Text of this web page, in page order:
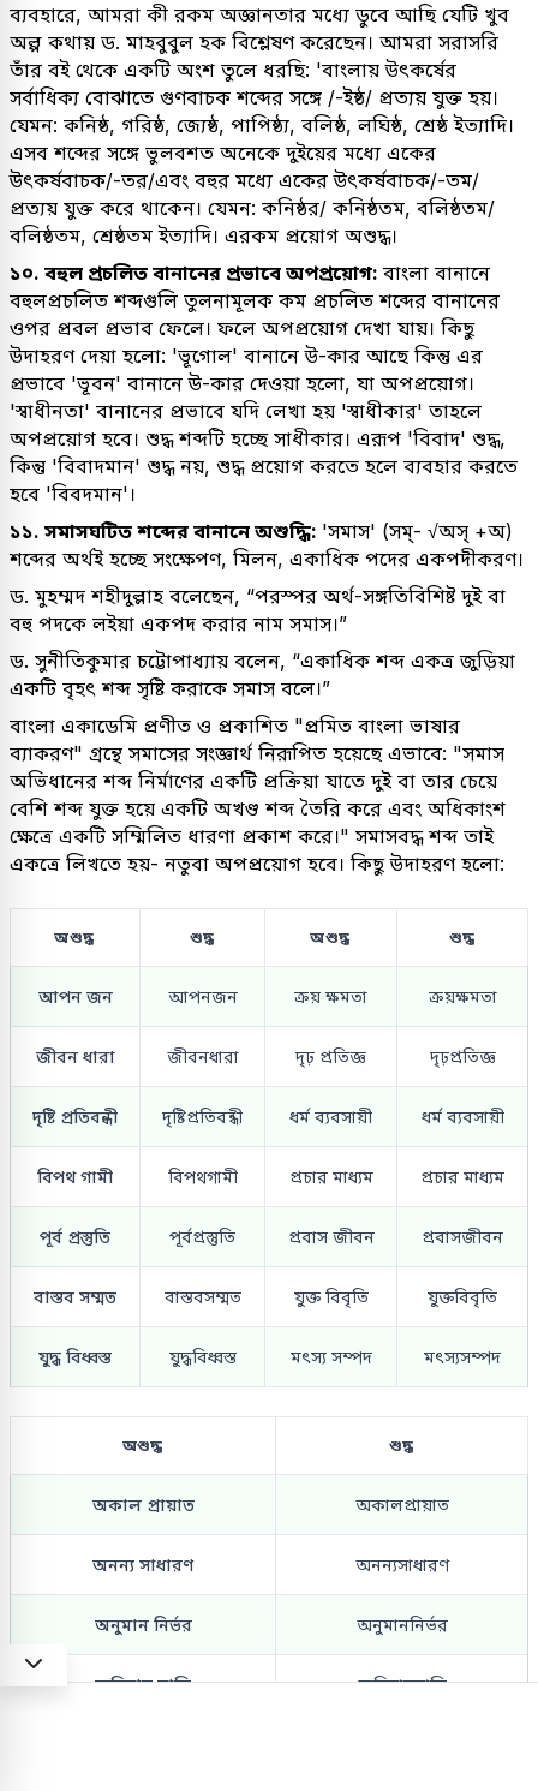
ব্যবহারে, আমরা কী রকম অজ্ঞানতার মধ্যে ডুবে আছি যেটি খুব
অল্প কথায় ড. মাহবুবুল হক বিশ্লেষণ করেছেন। আমরা সরাসরি
তাঁর বই থেকে একটি অংশ তুলে ধরছি: 'বাংলায় উৎকর্ষের
সর্বাধিক্য বোঝাতে গুণবাচক শব্দের সঙ্গে /-ইষ্ঠ/ প্রত্যয় যুক্ত হয়।
যেমন: কনিষ্ঠ, গরিষ্ঠ, জ্যেষ্ঠ, পাপিষ্ঠ্য, বলিষ্ঠ, লঘিষ্ঠ, শ্রেষ্ঠ ইত্যাদি।
এসব শব্দের সঙ্গে ভুলবশত অনেকে দুইয়ের মধ্যে একের
উৎকর্ষবাচক/-তর/এবং বহুর মধ্যে একের উৎকর্ষবাচক/-তম/
প্রত্যয় যুক্ত করে থাকেন। যেমন: কনিষ্ঠর/ কনিষ্ঠতম, বলিষ্ঠতম/
বলিষ্ঠতম, শ্রেষ্ঠতম ইত্যাদি। এরকম প্রয়োগ অশুদ্ধ।
১০. বহুল প্রচলিত বানানের প্রভাবে অপপ্রয়োগ: বাংলা বানানে
বহুলপ্রচলিত শব্দগুলি তুলনামূলক কম প্রচলিত শব্দের বানানের
ওপর প্রবল প্রভাব ফেলে। ফলে অপপ্রয়োগ দেখা যায়। কিছু
উদাহরণ দেয়া হলো: 'ভূগোল' বানানে উ-কার আছে কিন্তু এর
প্রভাবে 'ভূবন' বানানে উ-কার দেওয়া হলো, যা অপপ্রয়োগ।
'স্বাধীনতা' বানানের প্রভাবে যদি লেখা হয় 'স্বাধীকার' তাহলে
অপপ্রয়োগ হবে। শুদ্ধ শব্দটি হচ্ছে সাধীকার। এরূপ 'বিবাদ' শুদ্ধ,
কিন্তু 'বিবাদমান' শুদ্ধ নয়, শুদ্ধ প্রয়োগ করতে হলে ব্যবহার করতে
হবে 'বিবদমান'।
১১. সমাসঘটিত শব্দের বানানে অশুদ্ধি: 'সমাস' (সম্- √অস্ +অ)
শব্দের অর্থই হচ্ছে সংক্ষেপণ, মিলন, একাধিক পদের একপদীকরণ।
ড. মুহম্মদ শহীদুল্লাহ বলেছেন, “পরস্পর অর্থ-সঙ্গতিবিশিষ্ট দুই বা
বহু পদকে লইয়া একপদ করার নাম সমাস।”
ড. সুনীতিকুমার চট্টোপাধ্যায় বলেন, “একাধিক শব্দ একত্র জুড়িয়া
একটি বৃহৎ শব্দ সৃষ্টি করাকে সমাস বলে।”
বাংলা একাডেমি প্রণীত ও প্রকাশিত "প্রমিত বাংলা ভাষার
ব্যাকরণ" গ্রন্থে সমাসের সংজ্ঞার্থ নিরূপিত হয়েছে এভাবে: "সমাস
অভিধানের শব্দ নির্মাণের একটি প্রক্রিয়া যাতে দুই বা তার চেয়ে
বেশি শব্দ যুক্ত হয়ে একটি অখণ্ড শব্দ তৈরি করে এবং অধিকাংশ
ক্ষেত্রে একটি সম্মিলিত ধারণা প্রকাশ করে।" সমাসবদ্ধ শব্দ তাই
একত্রে লিখতে হয়- নতুবা অপপ্রয়োগ হবে। কিছু উদাহরণ হলো:
অশুদ্ধ শুদ্ধ অশুদ্ধ শুদ্ধ
আপন জন আপনজন ক্রয় ক্ষমতা ক্রয়ক্ষমতা
জীবন ধারা জীবনধারা দৃঢ় প্রতিজ্ঞ দৃঢ়প্রতিজ্ঞ
দৃষ্টি প্রতিবন্ধী দৃষ্টিপ্রতিবন্ধী ধর্ম ব্যবসায়ী ধর্ম ব্যবসায়ী
বিপথ গামী বিপথগামী প্রচার মাধ্যম প্রচার মাধ্যম
পূর্ব প্রস্তুতি পূর্বপ্রস্তুতি প্রবাস জীবন প্রবাসজীবন
বাস্তব সম্মত বাস্তবসম্মত যুক্ত বিবৃতি যুক্তবিবৃতি
যুদ্ধ বিধ্বস্ত যুদ্ধবিধ্বস্ত মৎস্য সম্পদ মৎস্যসম্পদ
অশুদ্ধ শুদ্ধ
অকাল প্রায়াত অকালপ্রায়াত
অনন্য সাধারণ অনন্যসাধারণ
অনুমান নির্ভর অনুমাননির্ভর
জমিদার বাড়ি জমিদারবাড়ি